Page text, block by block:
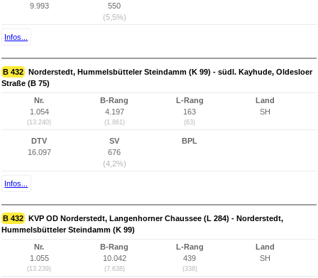
9.993
550
(5,5%)
Infos...
B 432 Norderstedt, Hummelsbütteler Steindamm (K 99) - südl. Kayhude, Oldesloer
Straße (B 75)
Nr.
1.054
(13.240)
B-Rang
4.197
(1.861)
L-Rang
163
(63)
Land
SH
DTV
16.097
SV
676
(4,2%)
BPL
Infos...
B 432 KVP OD Norderstedt, Langenhorner Chaussee (L 284) - Norderstedt,
Hummelsbütteler Steindamm (K 99)
Nr.
1.055
(13.239)
B-Rang
10.042
(7.638)
L-Rang
439
(338)
Land
SH